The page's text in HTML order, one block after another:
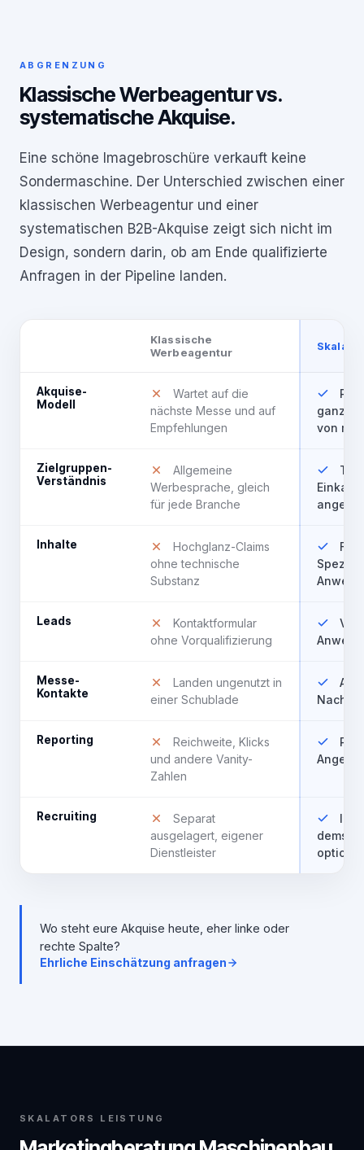
ABGRENZUNG
Klassische Werbeagentur vs.
systematische Akquise.
Eine schöne Imagebroschüre verkauft keine
Sondermaschine. Der Unterschied zwischen einer
klassischen Werbeagentur und einer
systematischen B2B-Akquise zeigt sich nicht im
Design, sondern darin, ob am Ende qualifizierte
Anfragen in der Pipeline landen.
Klassische
Werbeagentur
Akquise-
Modell
Wartet auf die
nächste Messe und auf
Empfehlungen
ganze
von
Zielgruppen-
Verständnis
Allgemeine
Werbesprache, gleich
für jede Branche
Einkauf
Inhalte
Hochglanz-Claims
ohne technische
Substanz
Leads
Kontaktformular
ohne Vorqualifizierung
Messe-
Kontakte
Landen ungenutzt in
einer Schublade
Reporting
Reichweite, Klicks
und andere Vanity-
Zahlen
Recruiting
Separat
ausgelagert, eigener
Dienstleister
Wo steht eure Akquise heute, eher linke oder
rechte Spalte?
Ehrliche Einschätzung anfragen
SKALATORS LEISTUNG